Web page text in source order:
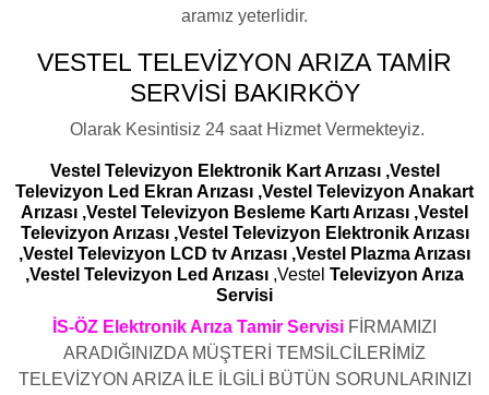
aramız yeterlidir.
VESTEL TELEVİZYON ARIZA TAMİR
SERVİSİ BAKIRKÖY
Olarak Kesintisiz 24 saat Hizmet Vermekteyiz.
Vestel Televizyon Elektronik Kart Arızası ,Vestel
Televizyon Led Ekran Arızası ,Vestel Televizyon Anakart
Arızası ,Vestel Televizyon Besleme Kartı Arızası ,Vestel
Televizyon Arızası ,Vestel Televizyon Elektronik Arızası
,Vestel Televizyon LCD tv Arızası ,Vestel Plazma Arızası
,Vestel Televizyon Led Arızası ,Vestel Televizyon Arıza
Servisi
İS-ÖZ Elektronik Arıza Tamir Servisi FİRMAMIZI
ARADIĞINIZDA MÜŞTERİ TEMSİLCİLERİMİZ
TELEVİZYON ARIZA İLE İLGİLİ BÜTÜN SORUNLARINIZI